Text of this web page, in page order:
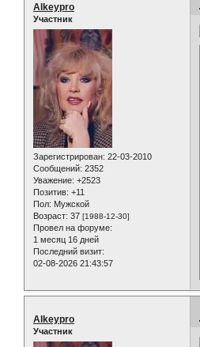
Alkeypro
Участник
Зарегистрирован: 22-03-2010
Сообщений: 2352
Уважение: +2523
Позитив: +11
Пол: Мужской
Возраст: 37 [1988-12-30]
Провел на форуме:
1 месяц 16 дней
Последний визит:
02-08-2026 21:43:57
Alkeypro
Участник